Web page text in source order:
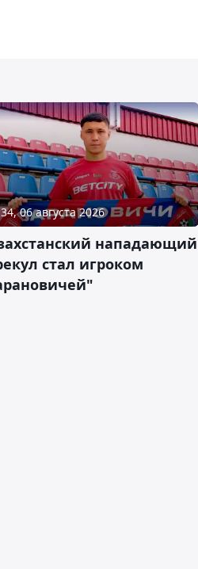
06 августа 2026
нападающий
стал игроком